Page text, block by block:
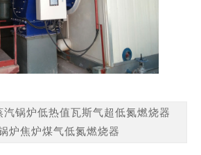
汽锅炉低热值瓦斯气超低氮燃烧器
炉焦炉煤气低氮燃烧器